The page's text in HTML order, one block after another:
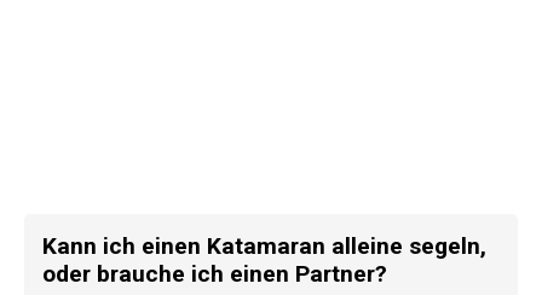
Kann ich einen Katamaran alleine segeln,
oder brauche ich einen Partner?